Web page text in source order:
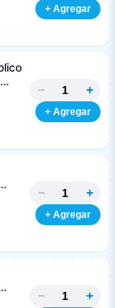
+ Agregar
− +
+ Agregar
2
− +
+ Agregar
− +